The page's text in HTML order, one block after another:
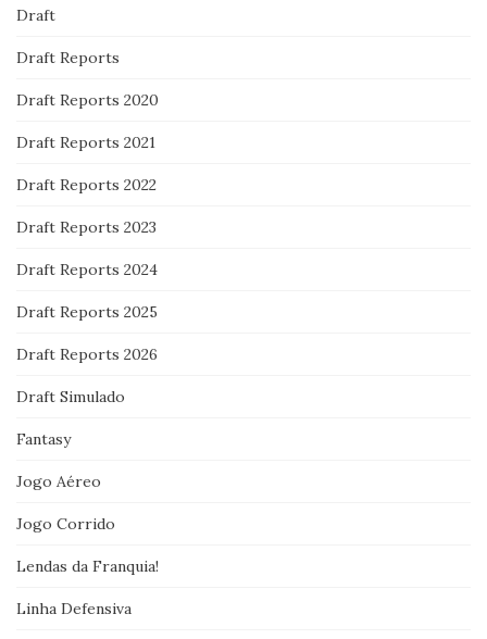
Draft
Draft Reports
Draft Reports 2020
Draft Reports 2021
Draft Reports 2022
Draft Reports 2023
Draft Reports 2024
Draft Reports 2025
Draft Reports 2026
Draft Simulado
Fantasy
Jogo Aéreo
Jogo Corrido
Lendas da Franquia!
Linha Defensiva